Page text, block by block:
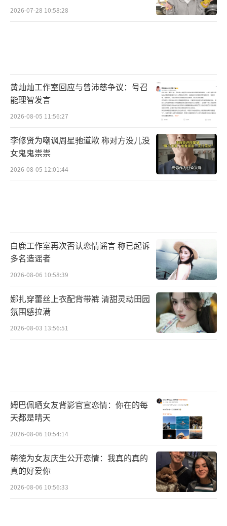
2026-07-28 10:58:28
黄灿灿工作室回应与曾沛慈争议：号召
能理智发言
2026-08-05 11:56:27
李修贤为嘲讽周星驰道歉 称对方没儿没
女鬼鬼祟祟
2026-08-05 12:01:44
白鹿工作室再次否认恋情谣言 称已起诉
多名造谣者
2026-08-06 10:58:39
娜扎穿蕾丝上衣配背带裤 清甜灵动田园
氛围感拉满
2026-08-03 13:56:51
姆巴佩晒女友背影官宣恋情：你在的每
天都是晴天
2026-08-06 10:54:14
萌徳为女友庆生公开恋情：我真的真的
真的好爱你
2026-08-06 10:56:33